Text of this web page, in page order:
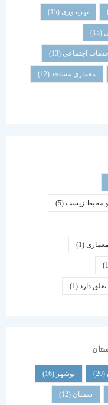
وری(15)
(13)
مساجد(12)
زیست(5)
(1)
(1)
بوشهر
(12)